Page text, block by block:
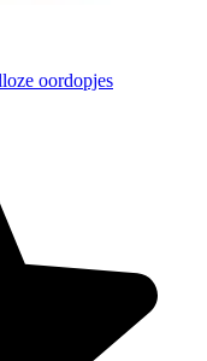
oordopjes